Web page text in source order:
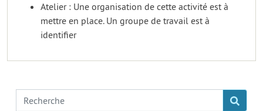
Atelier : Une organisation de cette activité est à
mettre en place. Un groupe de travail est à
identifier